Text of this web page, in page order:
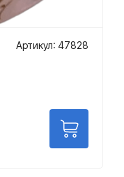
Артикул: 47828